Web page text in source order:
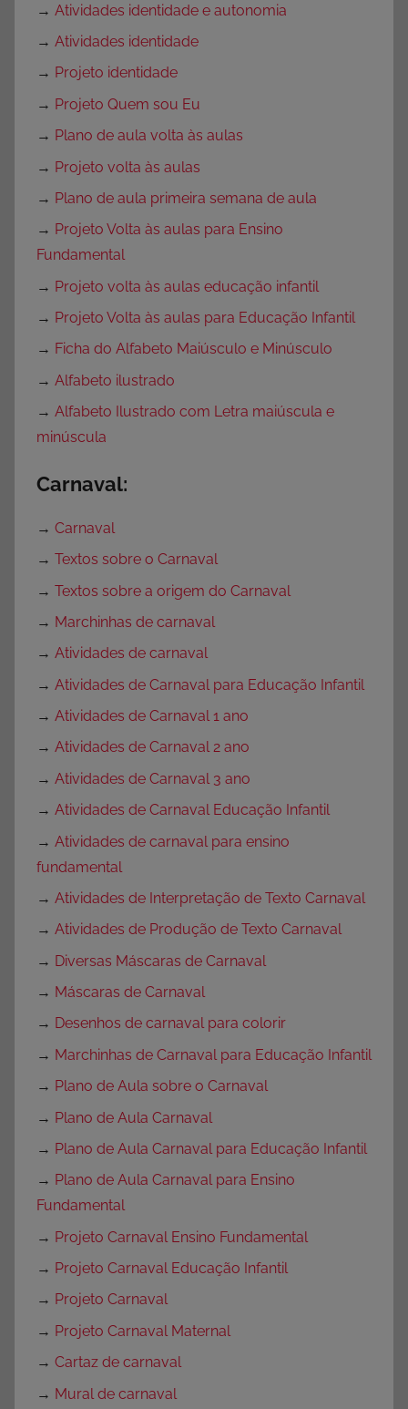
→ Atividades identidade e autonomia
→ Atividades identidade
→ Projeto identidade
→ Projeto Quem sou Eu
→ Plano de aula volta às aulas
→ Projeto volta às aulas
→ Plano de aula primeira semana de aula
→ Projeto Volta às aulas para Ensino
Fundamental
→ Projeto volta às aulas educação infantil
→ Projeto Volta às aulas para Educação Infantil
→ Ficha do Alfabeto Maiúsculo e Minúsculo
→ Alfabeto ilustrado
→ Alfabeto Ilustrado com Letra maiúscula e
minúscula
Carnaval:
→ Carnaval
→ Textos sobre o Carnaval
→ Textos sobre a origem do Carnaval
→ Marchinhas de carnaval
→ Atividades de carnaval
→ Atividades de Carnaval para Educação Infantil
→ Atividades de Carnaval 1 ano
→ Atividades de Carnaval 2 ano
→ Atividades de Carnaval 3 ano
→ Atividades de Carnaval Educação Infantil
→ Atividades de carnaval para ensino
fundamental
→ Atividades de Interpretação de Texto Carnaval
→ Atividades de Produção de Texto Carnaval
→ Diversas Máscaras de Carnaval
→ Máscaras de Carnaval
→ Desenhos de carnaval para colorir
→ Marchinhas de Carnaval para Educação Infantil
→ Plano de Aula sobre o Carnaval
→ Plano de Aula Carnaval
→ Plano de Aula Carnaval para Educação Infantil
→ Plano de Aula Carnaval para Ensino
Fundamental
→ Projeto Carnaval Ensino Fundamental
→ Projeto Carnaval Educação Infantil
→ Projeto Carnaval
→ Projeto Carnaval Maternal
→ Cartaz de carnaval
→ Mural de carnaval